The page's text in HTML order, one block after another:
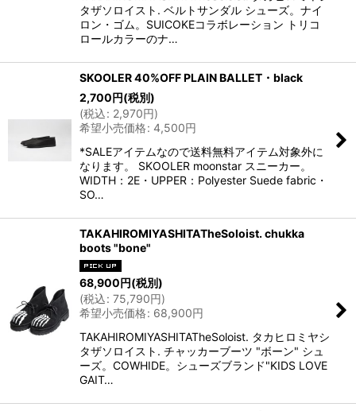
タザソロイスト. ベルトサンダル シューズ。ナイ
ロン・ゴム。SUICOKEコラボレーション トリコ
ロールカラーのナ…
SKOOLER 40%OFF PLAIN BALLET・black
2,700円(税別)
(税込: 2,970円)
希望小売価格: 4,500円
*SALEアイテムなので送料無料アイテム対象外に
なります。 SKOOLER moonstar スニーカー。
WIDTH：2E・UPPER：Polyester Suede fabric・
SO…
TAKAHIROMIYASHITATheSoloist. chukka
boots "bone"
68,900円(税別)
(税込: 75,790円)
希望小売価格: 68,900円
TAKAHIROMIYASHITATheSoloist. タカヒロミヤシ
タザソロイスト. チャッカーブーツ "ボーン" シュ
ーズ。COWHIDE。シューズブランド"KIDS LOVE
GAIT…